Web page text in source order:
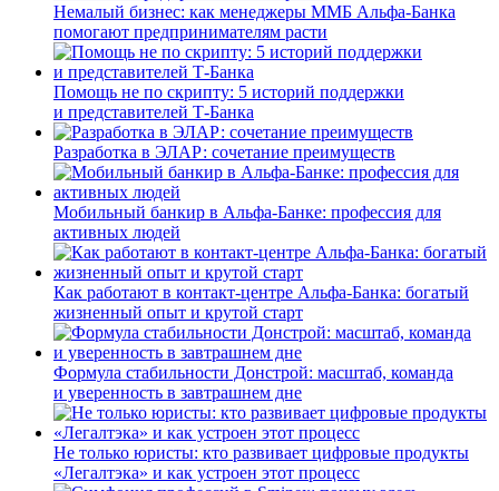
Немалый бизнес: как менеджеры ММБ Альфа-Банка
помогают предпринимателям расти
Помощь не по скрипту: 5 историй поддержки
и представителей Т-Банка
Разработка в ЭЛАР: сочетание преимуществ
Мобильный банкир в Альфа-Банке: профессия для
активных людей
Как работают в контакт-центре Альфа-Банка: богатый
жизненный опыт и крутой старт
Формула стабильности Донстрой: масштаб, команда
и уверенность в завтрашнем дне
Не только юристы: кто развивает цифровые продукты
«Легалтэка» и как устроен этот процесс